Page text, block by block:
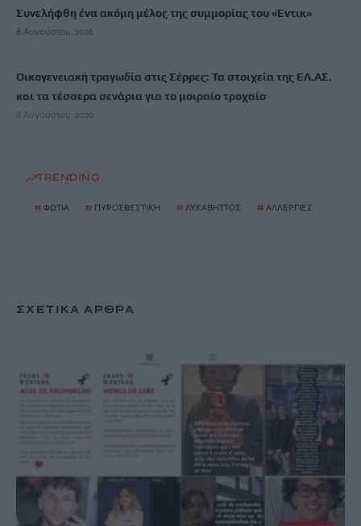
Συνελήφθη ένα ακόμη μέλος της συμμορίας του «Έντικ»
8 Αυγούστου, 2026
Οικογενειακή τραγωδία στις Σέρρες: Τα στοιχεία της ΕΛ.ΑΣ.
και τα τέσσερα σενάρια για το μοιραίο τροχαίο
8 Αυγούστου, 2026
TRENDING
#ΦΩΤΙΑ # ΠΥΡΟΣΒΕΣΤΙΚΗ # ΛΥΚΑΒΗΤΤΟΣ # ΑΛΛΕΡΓΙΕΣ
ΣΧΕΤΙΚΆ ΆΡΘΡΑ